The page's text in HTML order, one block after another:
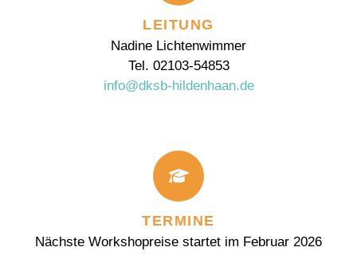
LEITUNG
Nadine Lichtenwimmer
Tel. 02103-54853
info@dksb-hildenhaan.de
TERMINE
Nächste Workshopreise startet im Februar 2026